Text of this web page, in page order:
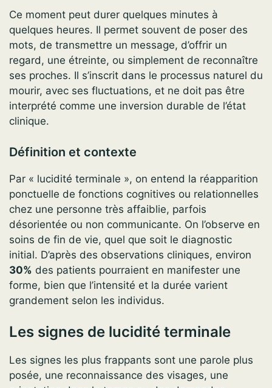
Ce moment peut durer quelques minutes à
quelques heures. Il permet souvent de poser des
mots, de transmettre un message, d’offrir un
regard, une étreinte, ou simplement de reconnaître
ses proches. Il s’inscrit dans le processus naturel du
mourir, avec ses fluctuations, et ne doit pas être
interprété comme une inversion durable de l’état
clinique.
Définition et contexte
Par « lucidité terminale », on entend la réapparition
ponctuelle de fonctions cognitives ou relationnelles
chez une personne très affaiblie, parfois
désorientée ou non communicante. On l’observe en
soins de fin de vie, quel que soit le diagnostic
initial. D’après des observations cliniques, environ
30% des patients pourraient en manifester une
forme, bien que l’intensité et la durée varient
grandement selon les individus.
Les signes de lucidité terminale
Les signes les plus frappants sont une parole plus
posée, une reconnaissance des visages, une